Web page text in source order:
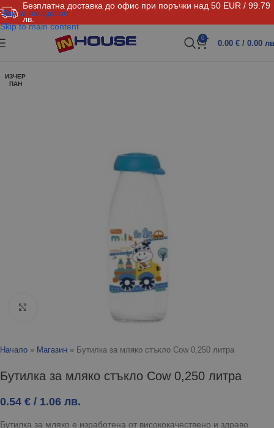
Безплатна доставка до офис при поръчки над 50 EUR / 99.79
лв.
Skip to navigation
Skip to main content
0
0.00 € / 0.00
ИЗЧЕР
ПАН
Начало » Магазин » Бутилка за мляко стъкло Cow 0,250 литра
Бутилка за мляко стъкло Cow 0,250 литра
0.54 € / 1.06 лв.
Бутилка за мляко е изработена от висококачествено и здраво